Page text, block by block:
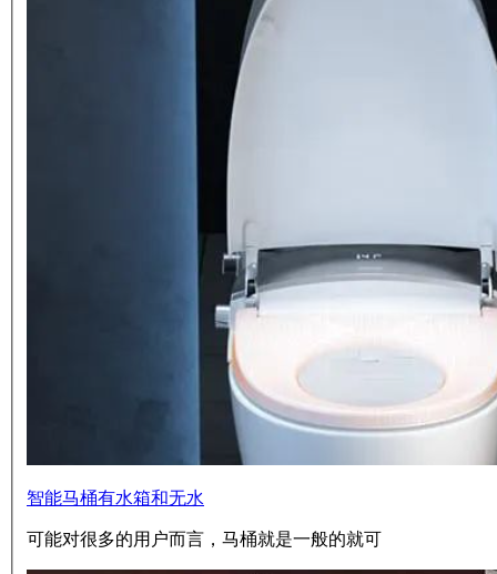
智能马桶有水箱和无水
可能对很多的用户而言，马桶就是一般的就可